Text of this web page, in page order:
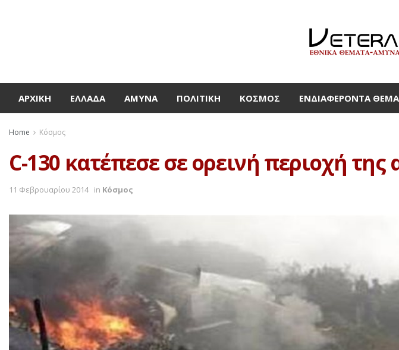
ΑΡΧΙΚΉ ΕΛΛΆΔΑ ΆΜΥΝΑ ΠΟΛΙΤΙΚΉ ΚΌΣΜΟΣ ΕΝΔΙΑΦΈΡΟΝΤΑ
Home Κόσμος
C-130 κατέπεσε σε ορεινή περιοχή
11 Φεβρουαρίου 2014 in Κόσμος